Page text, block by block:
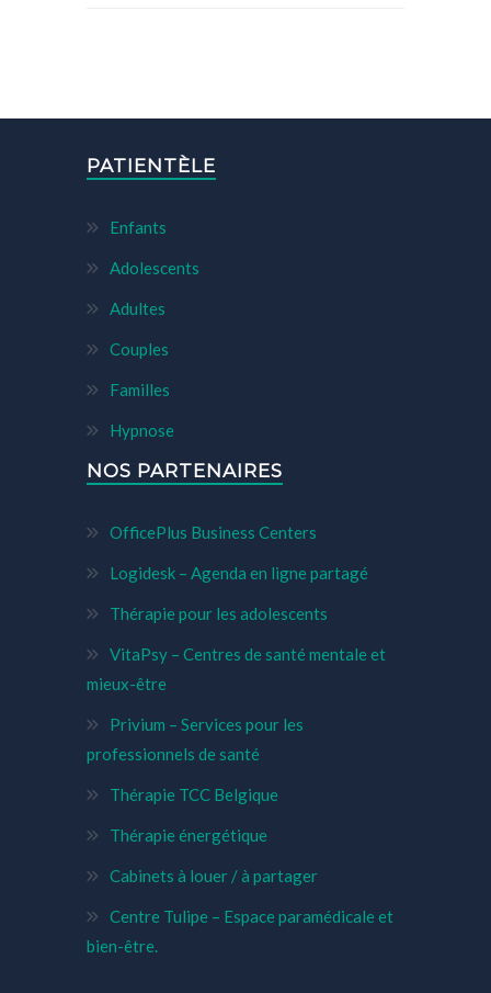
PATIENTÈLE
Enfants
Adolescents
Adultes
Couples
Familles
Hypnose
NOS PARTENAIRES
OfficePlus Business Centers
Logidesk – Agenda en ligne partagé
Thérapie pour les adolescents
VitaPsy – Centres de santé mentale et
mieux-être
Privium – Services pour les
professionnels de santé
Thérapie TCC Belgique
Thérapie énergétique
Cabinets à louer / à partager
Centre Tulipe – Espace paramédicale et
bien-être.